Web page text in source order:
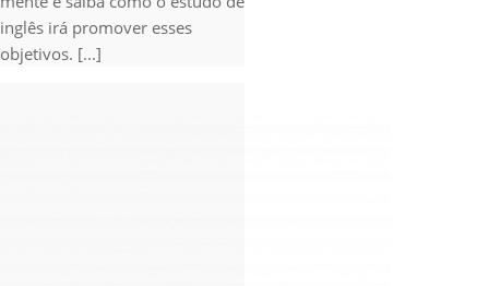
inglês irá promover esses
objetivos. [...]